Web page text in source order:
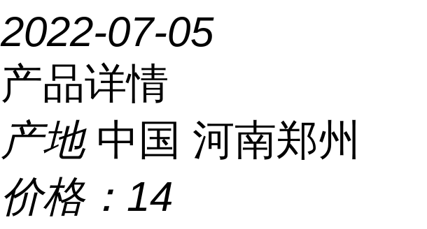
2022-07-05
产品详情
产地 中国 河南郑州
价格： 14